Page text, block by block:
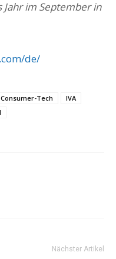
im September in
de/
Tech
IVA
Nächster Artikel